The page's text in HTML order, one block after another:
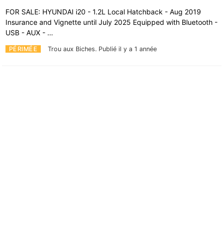
PÉRIMÉE Trou aux Biches. Publié il y a 1 année
FOR SALE: HYUNDAI i20 - 1.2L Local Hatchback - Aug 2019
Insurance and Vignette until July 2025 Equipped with Bluetooth -
USB - AUX - …